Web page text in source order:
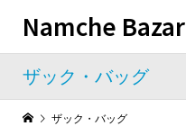
Namche Bazar
ザック・バッグ
ザック・バッグ